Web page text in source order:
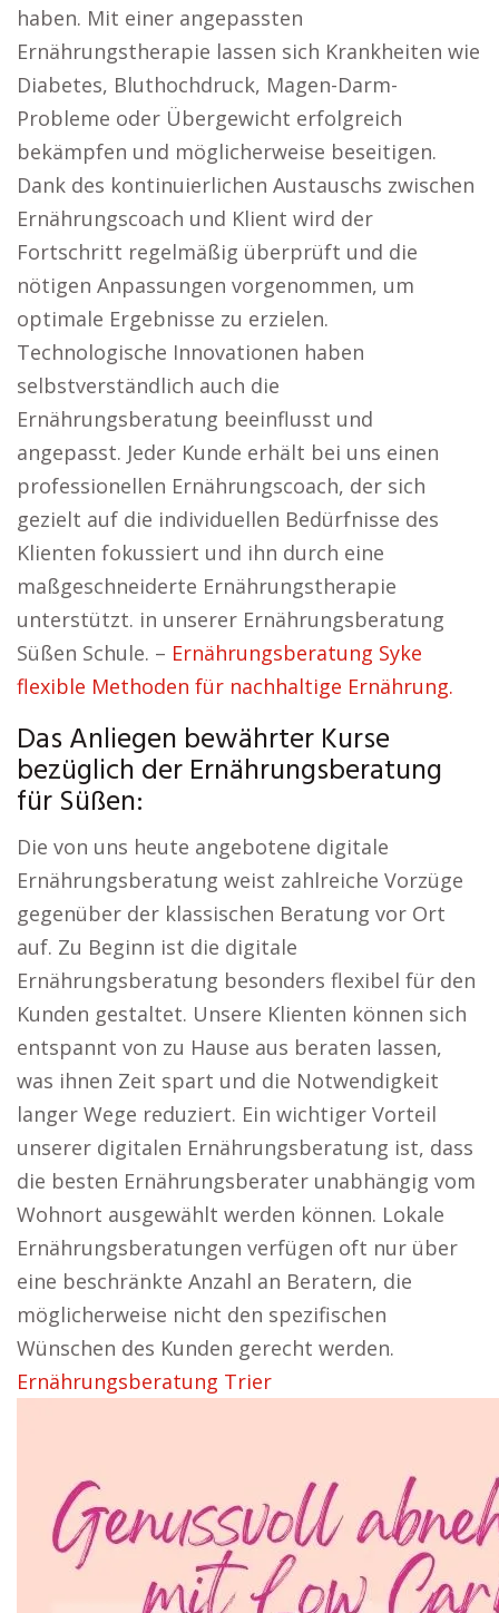
haben. Mit einer angepassten
Ernährungstherapie lassen sich Krankheiten wie
Diabetes, Bluthochdruck, Magen-Darm-
Probleme oder Übergewicht erfolgreich
bekämpfen und möglicherweise beseitigen.
Dank des kontinuierlichen Austauschs zwischen
Ernährungscoach und Klient wird der
Fortschritt regelmäßig überprüft und die
nötigen Anpassungen vorgenommen, um
optimale Ergebnisse zu erzielen.
Technologische Innovationen haben
selbstverständlich auch die
Ernährungsberatung beeinflusst und
angepasst. Jeder Kunde erhält bei uns einen
professionellen Ernährungscoach, der sich
gezielt auf die individuellen Bedürfnisse des
Klienten fokussiert und ihn durch eine
maßgeschneiderte Ernährungstherapie
unterstützt. in unserer Ernährungsberatung
Süßen Schule. – Ernährungsberatung Syke
flexible Methoden für nachhaltige Ernährung.
Das Anliegen bewährter Kurse
bezüglich der Ernährungsberatung
für Süßen:
Die von uns heute angebotene digitale
Ernährungsberatung weist zahlreiche Vorzüge
gegenüber der klassischen Beratung vor Ort
auf. Zu Beginn ist die digitale
Ernährungsberatung besonders flexibel für den
Kunden gestaltet. Unsere Klienten können sich
entspannt von zu Hause aus beraten lassen,
was ihnen Zeit spart und die Notwendigkeit
langer Wege reduziert. Ein wichtiger Vorteil
unserer digitalen Ernährungsberatung ist, dass
die besten Ernährungsberater unabhängig vom
Wohnort ausgewählt werden können. Lokale
Ernährungsberatungen verfügen oft nur über
eine beschränkte Anzahl an Beratern, die
möglicherweise nicht den spezifischen
Wünschen des Kunden gerecht werden.
Ernährungsberatung Trier